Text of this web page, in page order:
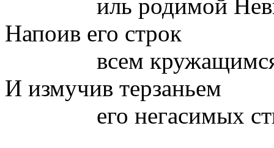
иль родимой Невы
Напоив его строк
всем кружащимся
И измучив терзаньем
его негасимых